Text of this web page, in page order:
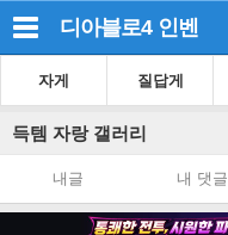
디아블로4 인벤
자게 질답게
득템 자랑 갤러리
내글 내 댓글